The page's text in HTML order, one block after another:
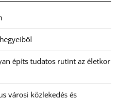
építs tudatos rutint az életkor
városi közlekedés és